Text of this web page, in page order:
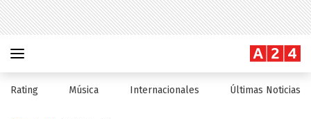
Rating Música Internacionales Últimas Noticias